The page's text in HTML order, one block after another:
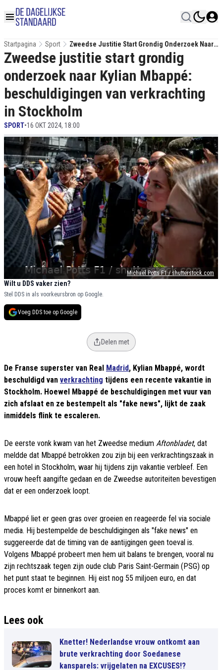
Startpagina Sport
Zweedse Justitie Start Grondig Onderzoek Naar
Kylian Mbappé: Beschuldigingen Van
Verkrachting In Stockholm
Michael Potts F1 / shutterstock.com
Zweedse justitie start grondig
onderzoek naar Kylian Mbappé:
beschuldigingen van verkrachting
in Stockholm
SPORT•16 OKT 2024, 18:00
Wilt u DDS vaker zien?
Stel DDS in als voorkeursbron op Google.
Voeg DDS toe op Google
Delen met
De Franse superster van Real Madrid, Kylian Mbappé, wordt
beschuldigd van verkrachting tijdens een recente vakantie in
Stockholm. Hoewel Mbappé de beschuldigingen met vuur van
zich afslaat en ze bestempelt als "fake news", lijkt de zaak
inmiddels flink te escaleren.
De eerste vonk kwam van het Zweedse medium Aftonbladet, dat
meldde dat Mbappé betrokken zou zijn bij een verkrachtingszaak in
een hotel in Stockholm, waar hij tijdens zijn vakantie verbleef. Een
vrouw heeft aangifte gedaan en de Zweedse autoriteiten bevestigen
dat er een onderzoek loopt.
Mbappé liet er geen gras over groeien en reageerde fel via sociale
media. Hij bestempelde de beschuldigingen als "fake news" en
suggereerde dat de timing van de aantijgingen geen toeval is.
Volgens Mbappé probeert men hem uit balans te brengen, vooral nu
zijn rechtszaak tegen zijn oude club Paris Saint-Germain (PSG) op
het punt staat te beginnen. Hij eist nog 55 miljoen euro, en dat
proces komt er binnenkort aan.
Lees ook
Knetter! Nederlandse vrouw ontkomt aan
brute verkrachting door Soedanese
kansparels: vrijgelaten na EXCUSES!?